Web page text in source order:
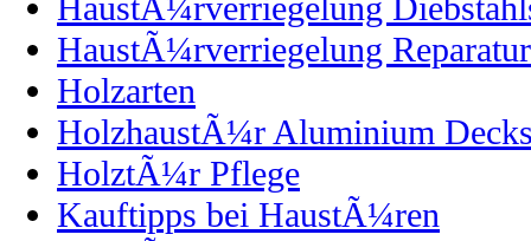
HaustÃ¼rverriegelung
HaustÃ¼rverriegelung Reparatur
Holzarten
HolzhaustÃ¼r Aluminium
HolztÃ¼r Pflege
Kauftipps bei HaustÃ¼ren